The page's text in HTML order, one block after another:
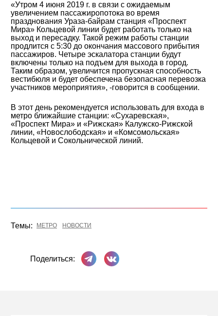
«Утром 4 июня 2019 г. в связи с ожидаемым
увеличением пассажиропотока во время
празднования Ураза-байрам станция «Проспект
Мира» Кольцевой линии будет работать только на
выход и пересадку. Такой режим работы станции
продлится с 5:30 до окончания массового прибытия
пассажиров. Четыре эскалатора станции будут
включены только на подъем для выхода в город.
Таким образом, увеличится пропускная способность
вестибюля и будет обеспечена безопасная перевозка
участников мероприятия», -говорится в сообщении.
В этот день рекомендуется использовать для входа в
метро ближайшие станции: «Сухаревская»,
«Проспект Мира» и «Рижская» Калужско-Рижской
линии, «Новослободская» и «Комсомольская»
Кольцевой и Сокольнической линий.
Темы: МЕТРО НОВОСТИ
Поделиться:
Поделиться в Телеграме
Поделиться ВКонтакте